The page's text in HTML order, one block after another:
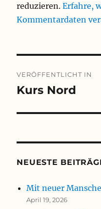
reduzieren.Erfahre,
Kommentardaten
VERÖFFENTLICHT IN
Kurs Nord
NEUESTE
Mit neuer
April 19, 2026